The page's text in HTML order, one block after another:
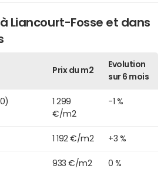
Liancourt-Fosse et dans
Prix du m2
Evolution
sur 6 mois
1 299
€/m2
-1 %
1 192 €/m2 +3 %
933 €/m2 0 %